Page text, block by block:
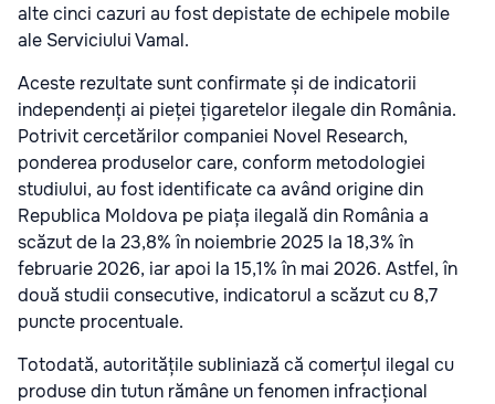
alte cinci cazuri au fost depistate de echipele mobile
ale Serviciului Vamal.
Aceste rezultate sunt confirmate și de indicatorii
independenți ai pieței țigaretelor ilegale din România.
Potrivit cercetărilor companiei Novel Research,
ponderea produselor care, conform metodologiei
studiului, au fost identificate ca având origine din
Republica Moldova pe piața ilegală din România a
scăzut de la 23,8% în noiembrie 2025 la 18,3% în
februarie 2026, iar apoi la 15,1% în mai 2026. Astfel, în
două studii consecutive, indicatorul a scăzut cu 8,7
puncte procentuale.
Totodată, autoritățile subliniază că comerțul ilegal cu
produse din tutun rămâne un fenomen infracțional